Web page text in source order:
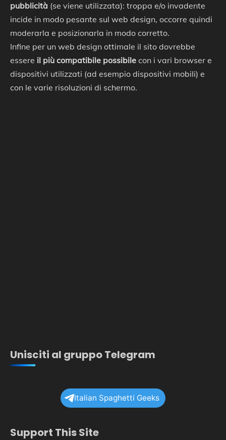
pubblicità (se viene utilizzata): troppa e/o invadente
incide in modo pesante sul web design, occorre quindi
moderarla e posizionarla in modo corretto.
Infine per un web design ottimale il sito dovrebbe
essere il più compatibile possibile con i vari browser e
dispositivi utilizzati (ad esempio dispositivi mobili) e
con le varie risoluzioni di schermo.
Unisciti al gruppo Telegram
Italian Spaghetti Geeks
Support This Site